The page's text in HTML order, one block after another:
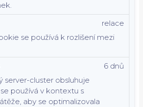
se používá k rozlišení mezi
relace
server-cluster obsluhuje
používá v kontextu s
aby se optimalizovala
6 dnů